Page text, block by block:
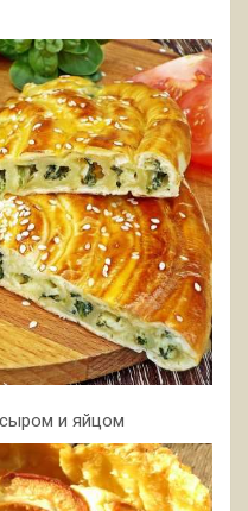
и яйцом